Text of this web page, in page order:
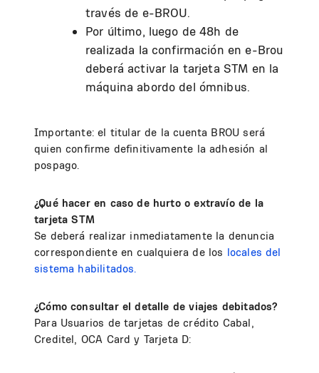
través de e-BROU.
Por último, luego de 48h de
realizada la confirmación en e-Brou
deberá activar la tarjeta STM en la
máquina abordo del ómnibus.
Importante: el titular de la cuenta BROU será
quien confirme definitivamente la adhesión al
pospago.
¿Qué hacer en caso de hurto o extravío de la
tarjeta STM
Se deberá realizar inmediatamente la denuncia
correspondiente en cualquiera de los locales del
sistema habilitados.
¿Cómo consultar el detalle de viajes debitados?
Para Usuarios de tarjetas de crédito Cabal,
Creditel, OCA Card y Tarjeta D: